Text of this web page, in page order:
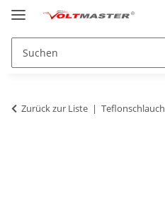
Zurück zur Liste Teflonschlauch